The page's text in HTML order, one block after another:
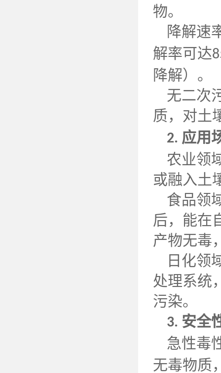
物。
降解速
解率可达
降解）。
无二次
质，对土
2. 应用
农业领
或融入土
食品领
后，能在
产物无毒
日化领
处理系统
污染。
3. 安全
急性毒
无毒物质